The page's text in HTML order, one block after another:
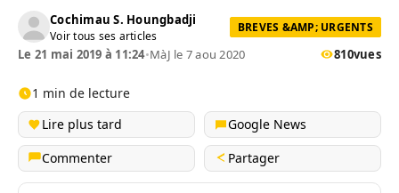
Cochimau S. Houngbadji
Voir tous ses articles
BREVES &AMP; URGENTS
Le 21 mai 2019 à 11:24•MàJ le 7 aou 2020 810vues
1 min de lecture
Lire plus tard
Google News
Commenter
Partager